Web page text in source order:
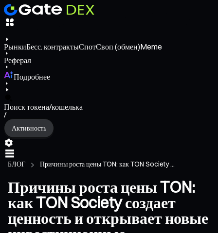
РынкиБесс. контрактыСпотСвоп (обмен)Meme
Реферал
Подробнее
Поиск токена/кошелька
/
Активность
БЛОГ Причины роста цены TON: как TON Society ...
Причины роста цены TON:
как TON Society создает
ценность и открывает новые